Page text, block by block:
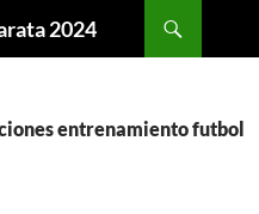
2024
entrenamiento futbol